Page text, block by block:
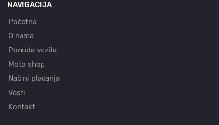
NAVIGACIJA
Početna
O nama
Ponuda vozila
Moto shop
Načini plaćanja
Vesti
Kontakt